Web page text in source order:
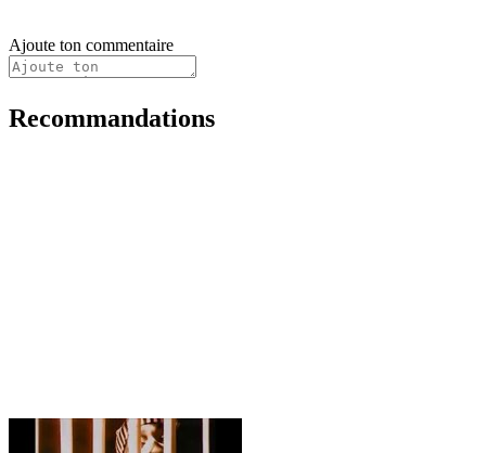
Ajoute ton commentaire
Recommandations